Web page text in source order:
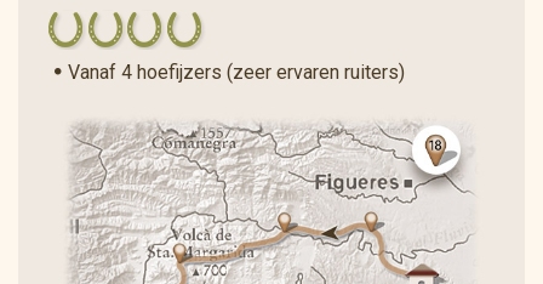
Vanaf 4 hoefijzers (zeer ervaren ruiters)